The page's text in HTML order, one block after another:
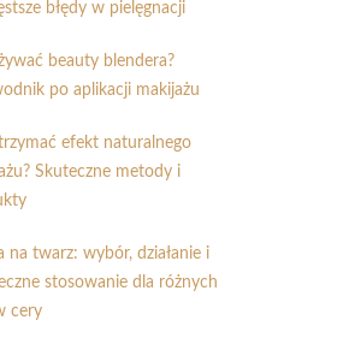
błędy w pielęgnacji
beauty blendera?
po aplikacji makijażu
efekt naturalnego
Skuteczne metody i
na twarz: wybór, działanie i
stosowanie dla różnych
cery